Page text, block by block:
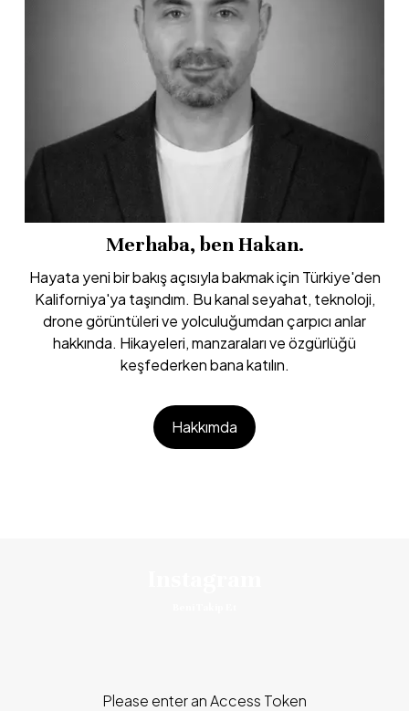
Merhaba, ben Hakan.
Hayata yeni bir bakış açısıyla bakmak için Türkiye'den
Kaliforniya'ya taşındım. Bu kanal seyahat, teknoloji,
drone görüntüleri ve yolculuğumdan çarpıcı anlar
hakkında. Hikayeleri, manzaraları ve özgürlüğü
keşfederken bana katılın.
Hakkımda
Please enter an Access Token